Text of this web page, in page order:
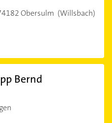
Obersulm (Willsbach)
Bernd